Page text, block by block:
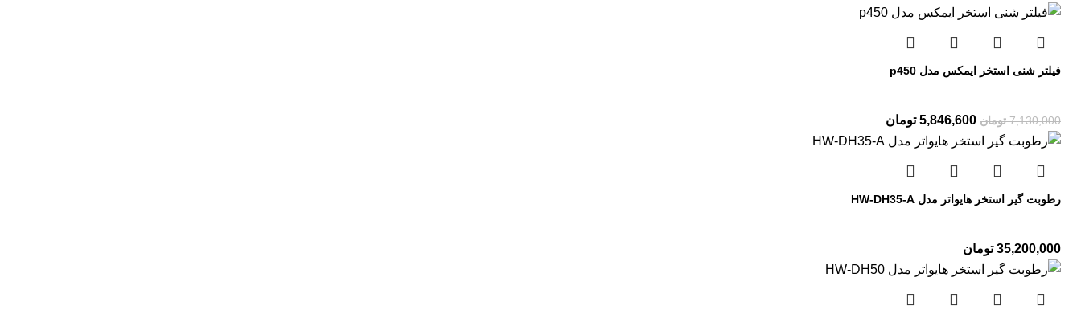
فیلتر شنی استخر ایمکس مدل p450
7,130,000 تومان 5,846,600 تومان
رطوبت گیر استخر هایواتر مدل HW-DH35-A
35,200,000 تومان